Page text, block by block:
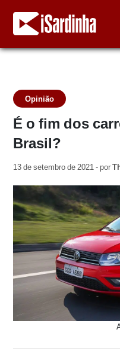
Opinião
É o fim dos
Brasil?
13 de setembro de 2021 - por